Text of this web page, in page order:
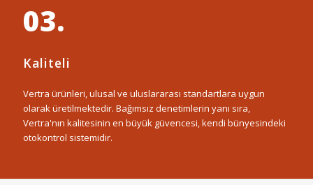
03.
Kaliteli
Vertra ürünleri, ulusal ve uluslararası standartlara uygun
olarak üretilmektedir. Bağımsız denetimlerin yanı sıra,
Vertra'nın kalitesinin en büyük güvencesi, kendi bünyesindeki
otokontrol sistemidir.